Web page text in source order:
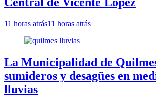
11 horas atrás11 horas atrás
La Municipalidad de
sumideros y desagües en
lluvias